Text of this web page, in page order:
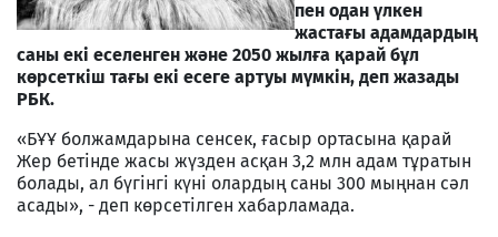
пен одан үлкен
жастағы адамдардың
саны екі еселенген және 2050 жылға қарай бұл
көрсеткіш тағы екі есеге артуы мүмкін, деп жазады
РБК.
«БҰҰ болжамдарына сенсек, ғасыр ортасына қарай
Жер бетінде жасы жүзден асқан 3,2 млн адам тұратын
болады, ал бүгінгі күні олардың саны 300 мыңнан сәл
асады», - деп көрсетілген хабарламада.